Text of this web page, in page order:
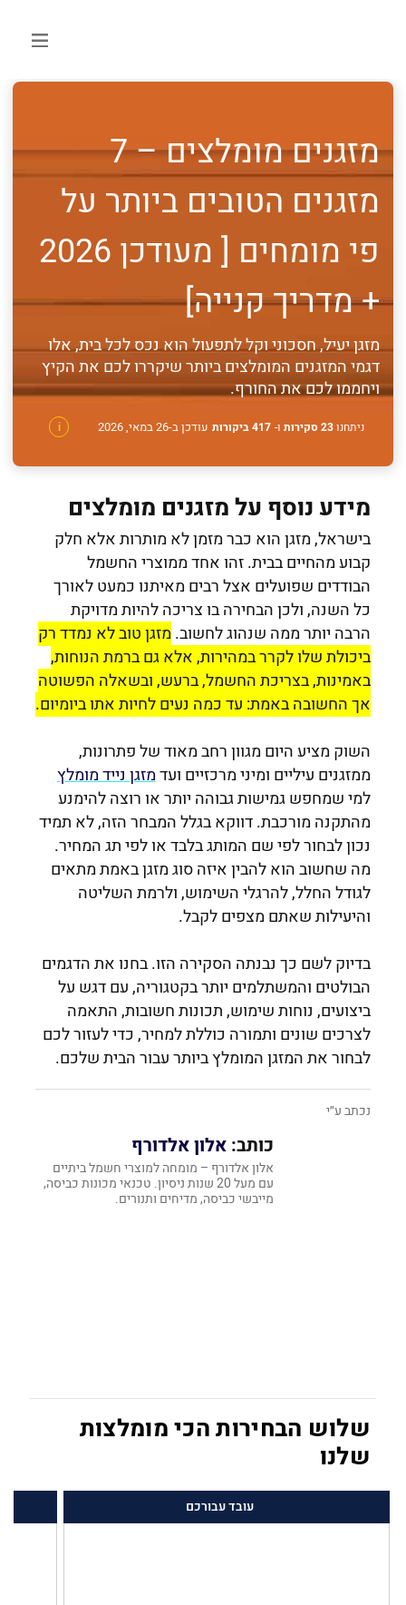
מזגנים מומלצים – 7
מזגנים הטובים ביותר על
פי מומחים [ מעודכן 2026
+ מדריך קנייה]
מזגן יעיל, חסכוני וקל לתפעול הוא נכס לכל בית, אלו
דגמי המזגנים המומלצים ביותר שיקררו לכם את הקיץ
ויחממו לכם את החורף.
ניתחנו23 סקירות ו- 417 ביקורות i עודכן ב-26 במאי, 2026
מידע נוסף על מזגנים מומלצים
בישראל, מזגן הוא כבר מזמן לא מותרות אלא חלק
קבוע מהחיים בבית. זהו אחד ממוצרי החשמל
הבודדים שפועלים אצל רבים מאיתנו כמעט לאורך
כל השנה, ולכן הבחירה בו צריכה להיות מדויקת
הרבה יותר ממה שנהוג לחשוב. מזגן טוב לא נמדד רק
ביכולת שלו לקרר במהירות, אלא גם ברמת הנוחות,
באמינות, בצריכת החשמל, ברעש, ובשאלה הפשוטה
אך החשובה באמת: עד כמה נעים לחיות אתו ביומיום.
השוק מציע היום מגוון רחב מאוד של פתרונות,
ממזגנים עיליים ומיני מרכזיים ועדמזגן נייד מומלץ
למי שמחפש גמישות גבוהה יותר או רוצה להימנע
מהתקנה מורכבת. דווקא בגלל המבחר הזה, לא תמיד
נכון לבחור לפי שם המותג בלבד או לפי תג המחיר.
מה שחשוב הוא להבין איזה סוג מזגן באמת מתאים
לגודל החלל, להרגלי השימוש, ולרמת השליטה
והיעילות שאתם מצפים לקבל.
בדיוק לשם כך נבנתה הסקירה הזו. בחנו את הדגמים
הבולטים והמשתלמים יותר בקטגוריה, עם דגש על
ביצועים, נוחות שימוש, תכונות חשובות, התאמה
לצרכים שונים ותמורה כוללת למחיר, כדי לעזור לכם
לבחור את המזגן המומלץ ביותר עבור הבית שלכם.
נכתב ע״י
כותב: אלון אלדורף
אלון אלדורף – מומחה למוצרי חשמל ביתיים
עם מעל 20 שנות ניסיון. טכנאי מכונות כביסה,
מייבשי כביסה, מדיחים ותנורים.
שלוש הבחירות הכי מומלצות
שלנו
עובד עבורכם